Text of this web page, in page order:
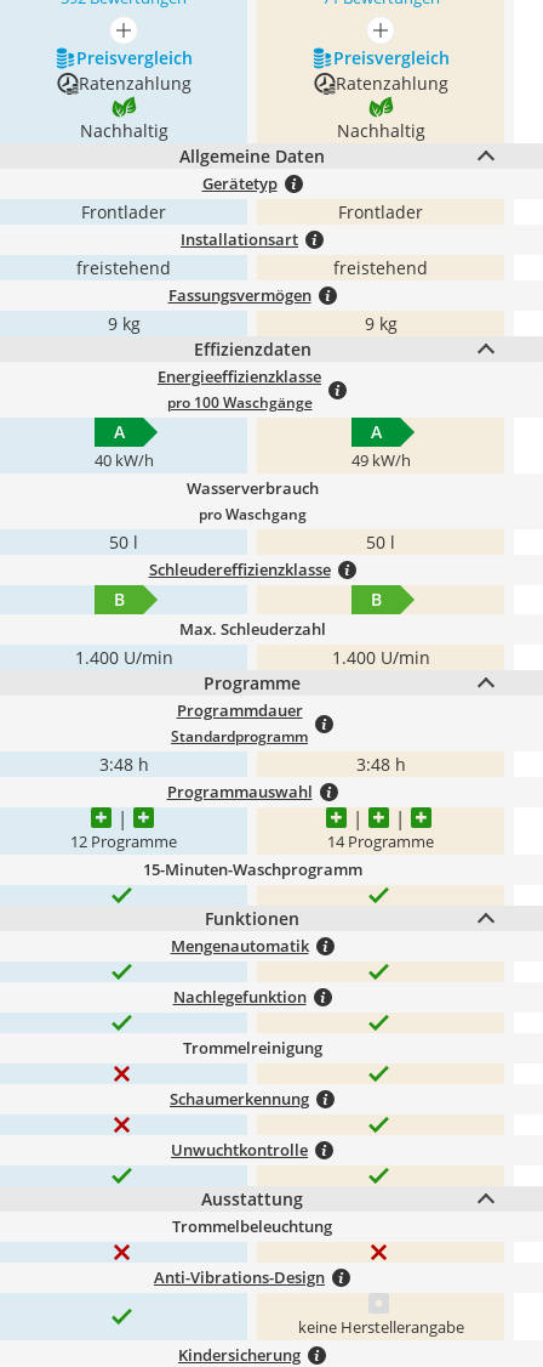
mehr anzeigen
mehr anzeigen
Preis­vergleich
Preis­vergleich
Ratenzahlung
Ratenzahlung
Nachhaltig
Nachhaltig
Allgemeine Daten
Gerätetyp
Frontlader Frontlader
Installationsart
freistehend freistehend
Fassungsvermögen
9 kg
9 kg
Effizienzdaten
Energieeffizienzklasse
pro 100 Waschgänge
A
40 kW/h
A
49 kW/h
Wasserverbrauch
pro Waschgang
50 l 50 l
Schleudereffizienzklasse
B B
Max. Schleuderzahl
1.400 U/min
1.400 U/min
Programme
Programmdauer
Standardprogramm
3:48 h 3:48 h
Programmauswahl
12 Programme 14 Programme
15-Minuten-Waschprogramm
Funktionen
Mengenautomatik
Nachlegefunktion
Trommelreinigung
Schaumerkennung
Unwuchtkontrolle
Ausstattung
Trommelbeleuchtung
Anti-Vibrations-Design
keine Herstellerangabe
Kindersicherung